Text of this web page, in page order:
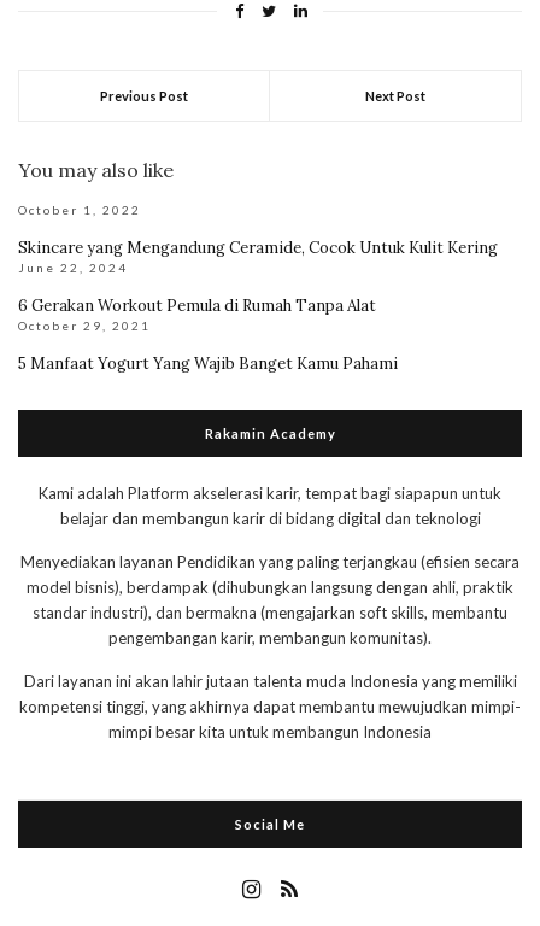
Previous Post Next Post
You may also like
October 1, 2022
Skincare yang Mengandung Ceramide, Cocok Untuk Kulit Kering
June 22, 2024
6 Gerakan Workout Pemula di Rumah Tanpa Alat
October 29, 2021
5 Manfaat Yogurt Yang Wajib Banget Kamu Pahami
Rakamin Academy
Kami adalah Platform akselerasi karir, tempat bagi siapapun untuk
belajar dan membangun karir di bidang digital dan teknologi
Menyediakan layanan Pendidikan yang paling terjangkau (efisien secara
model bisnis), berdampak (dihubungkan langsung dengan ahli, praktik
standar industri), dan bermakna (mengajarkan soft skills, membantu
pengembangan karir, membangun komunitas).
Dari layanan ini akan lahir jutaan talenta muda Indonesia yang memiliki
kompetensi tinggi, yang akhirnya dapat membantu mewujudkan mimpi-
mimpi besar kita untuk membangun Indonesia
Social Me